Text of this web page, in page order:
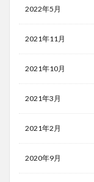
2022年5月
2021年11月
2021年10月
2021年3月
2021年2月
2020年9月